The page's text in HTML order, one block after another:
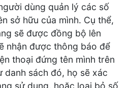
dùng quản lý các số
sở hữu của mình. Cụ thể,
sẽ được đồng bộ lên
nhận được thông báo để
thoại đứng tên mình trên
danh sách đó, họ sẽ xác